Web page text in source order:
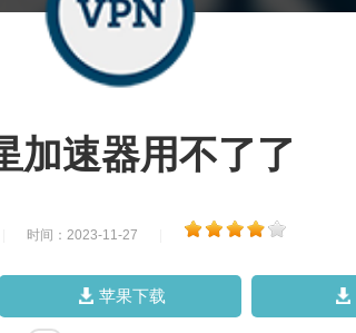
加速器用不了了
时间：2023-11-27
苹果下载